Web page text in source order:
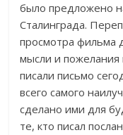
было предложено
Сталинграда.
просмотра фильма
мысли и пожелания
писали письмо
всего самого
сделано ими для
те, кто писал